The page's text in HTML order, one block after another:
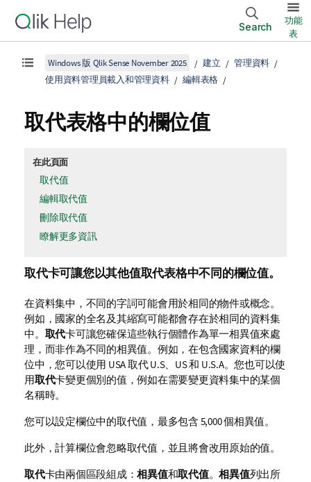
Search
功能
表
Windows 版 Qlik Sense November 2025 建立
管理資料
使用資料管理員載入和管理資料
編輯表格
取代表格中的欄位值
在此頁面
取代值
編輯取代值
刪除取代值
瞭解更多資訊
取代卡可讓您以其他值取代表格中不同的欄位值。
在資料集中，不同的字詞可能會用於相同的物件或概念。
例如，國家的全名及其縮寫可能都會存在於相同的資料集
中。 取代卡可讓您確保這些執行個體作為單一相異值來處
理，而非作為不同的相異值。例如，在包含國家資料的欄
位中，您可以使用 USA取代U.S、 US和 U.S.A。您也可以使
用取代卡變更個別的值，例如在需要變更資料集中的某個
名稱時。
您可以設定欄位中的取代值，最多包含 5,000 個相異值。
此外，計算欄位會忽略取代值，並且將會改用原始的值。
取代卡由兩個區段組成：相異值和取代值。相異值列出所